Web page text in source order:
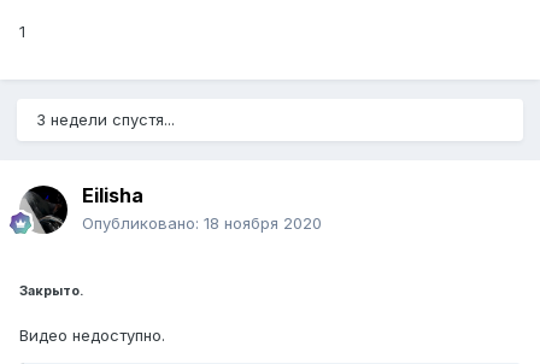
1
3 недели спустя...
Eilisha
Опубликовано: 18 ноября 2020
Закрыто.
Видео недоступно.